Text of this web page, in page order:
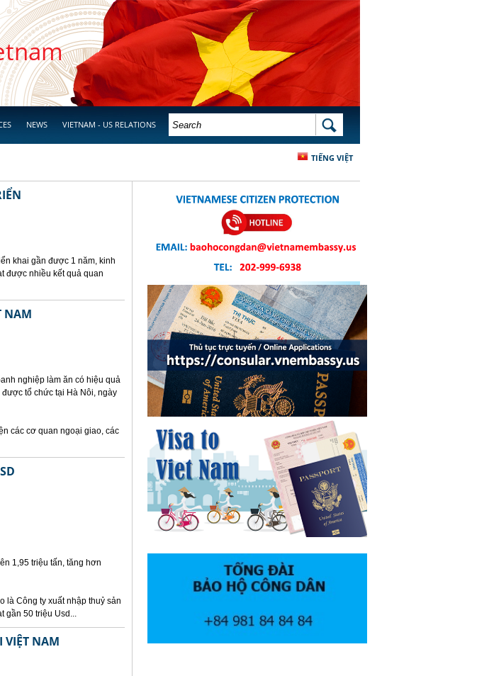
NEWS VIETNAM - US RELATIONS SEARCH FORM SEARCH
TIẾNG VIỆT
khai gần được 1 năm, kinh
được nhiều kết quả quan
NAM
nghiệp làm ăn có hiệu quả
tổ chức tại Hà Nôi, ngày
các cơ quan ngoại giao, các
1,95 triệu tấn, tăng hơn
là Công ty xuất nhập thuỷ sản
gần 50 triệu Usd...
VIỆT NAM